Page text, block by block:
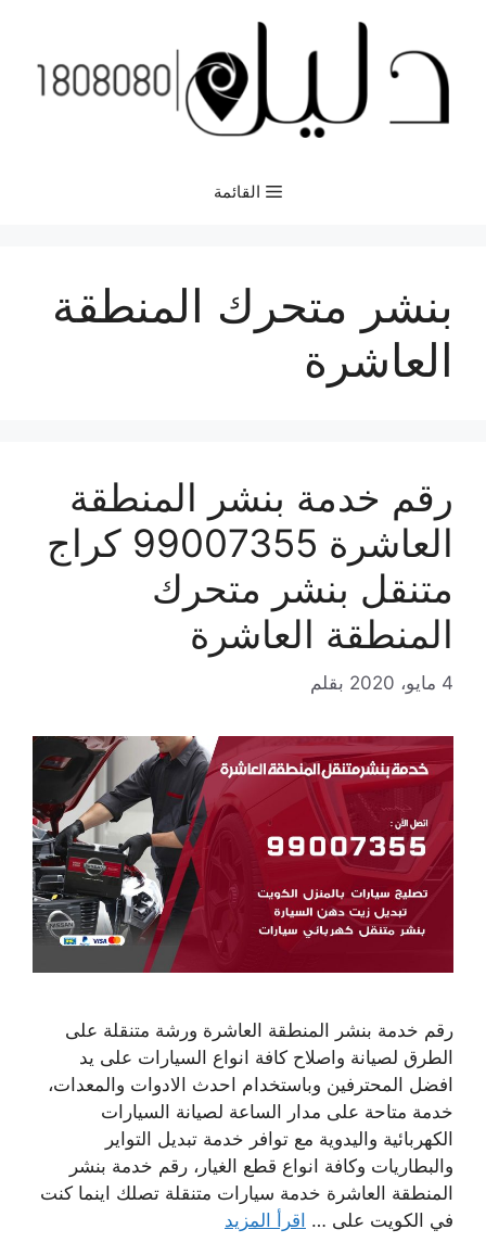
المحتوى
القائمة
بنشر متحرك المنطقة
العاشرة
رقم خدمة بنشر المنطقة
العاشرة 99007355 كراج
متنقل بنشر متحرك
المنطقة العاشرة
4 مايو، 2020 بقلم
رقم خدمة بنشر المنطقة العاشرة ورشة متنقلة على
الطرق لصيانة واصلاح كافة انواع السيارات على يد
افضل المحترفين وباستخدام احدث الادوات والمعدات،
خدمة متاحة على مدار الساعة لصيانة السيارات
الكهربائية واليدوية مع توافر خدمة تبديل التواير
والبطاريات وكافة انواع قطع الغيار، رقم خدمة بنشر
المنطقة العاشرة خدمة سيارات متنقلة تصلك اينما كنت
في الكويت على … اقرأ المزيد